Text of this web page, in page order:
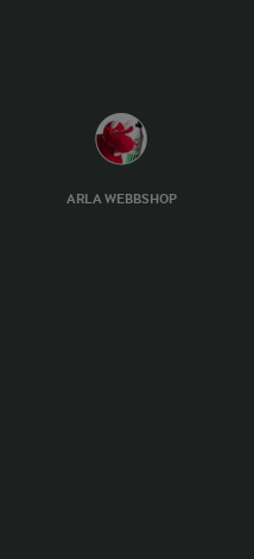
ARLA WEBBSHOP